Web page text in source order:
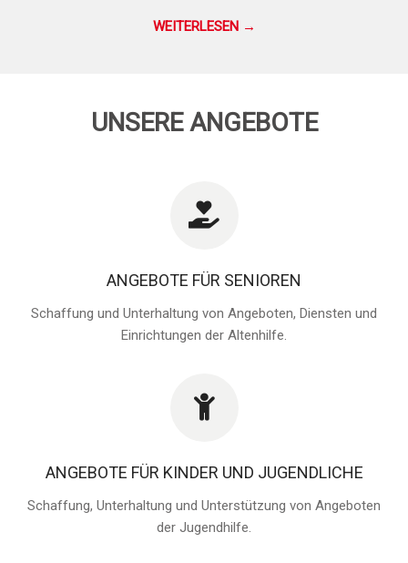
WEITERLESEN →
UNSERE ANGEBOTE
ANGEBOTE FÜR SENIOREN
Schaffung und Unterhaltung von Angeboten, Diensten und
Einrichtungen der Altenhilfe.
ANGEBOTE FÜR KINDER UND JUGENDLICHE
Schaffung, Unterhaltung und Unterstützung von Angeboten
der Jugendhilfe.